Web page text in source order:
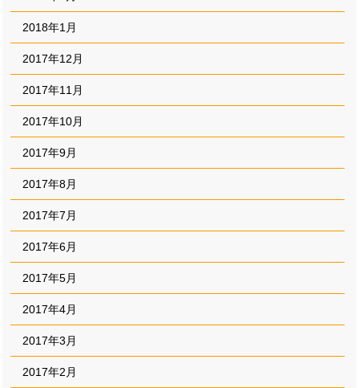
2018年1月
2017年12月
2017年11月
2017年10月
2017年9月
2017年8月
2017年7月
2017年6月
2017年5月
2017年4月
2017年3月
2017年2月